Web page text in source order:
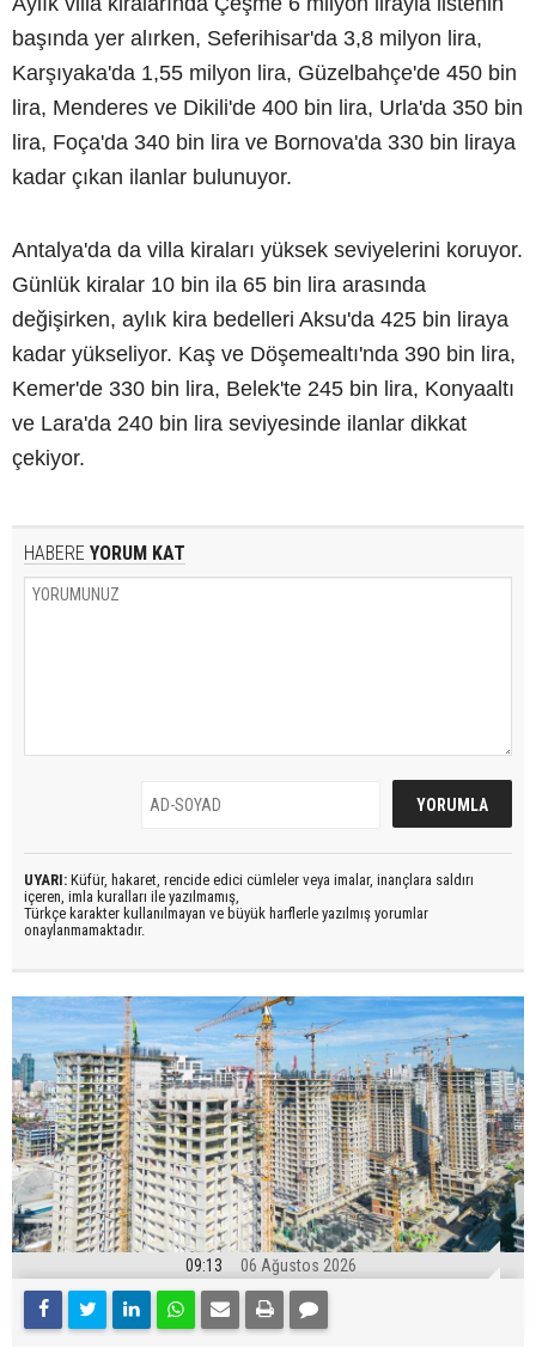
başında yer alırken, Seferihisar'da 3,8 milyon lira,
Karşıyaka'da 1,55 milyon lira, Güzelbahçe'de 450 bin
lira, Menderes ve Dikili'de 400 bin lira, Urla'da 350 bin
lira, Foça'da 340 bin lira ve Bornova'da 330 bin liraya
kadar çıkan ilanlar bulunuyor.
Antalya'da da villa kiraları yüksek seviyelerini koruyor.
Günlük kiralar 10 bin ila 65 bin lira arasında
değişirken, aylık kira bedelleri Aksu'da 425 bin liraya
kadar yükseliyor. Kaş ve Döşemealtı'nda 390 bin lira,
Kemer'de 330 bin lira, Belek'te 245 bin lira, Konyaaltı
ve Lara'da 240 bin lira seviyesinde ilanlar dikkat
çekiyor.
HABERE YORUM KAT
UYARI: Küfür, hakaret, rencide edici cümleler veya imalar, inançlara saldırı
içeren, imla kuralları ile yazılmamış,
Türkçe karakter kullanılmayan ve büyük harflerle yazılmış yorumlar
onaylanmamaktadır.
09:13 06 Ağustos 2026